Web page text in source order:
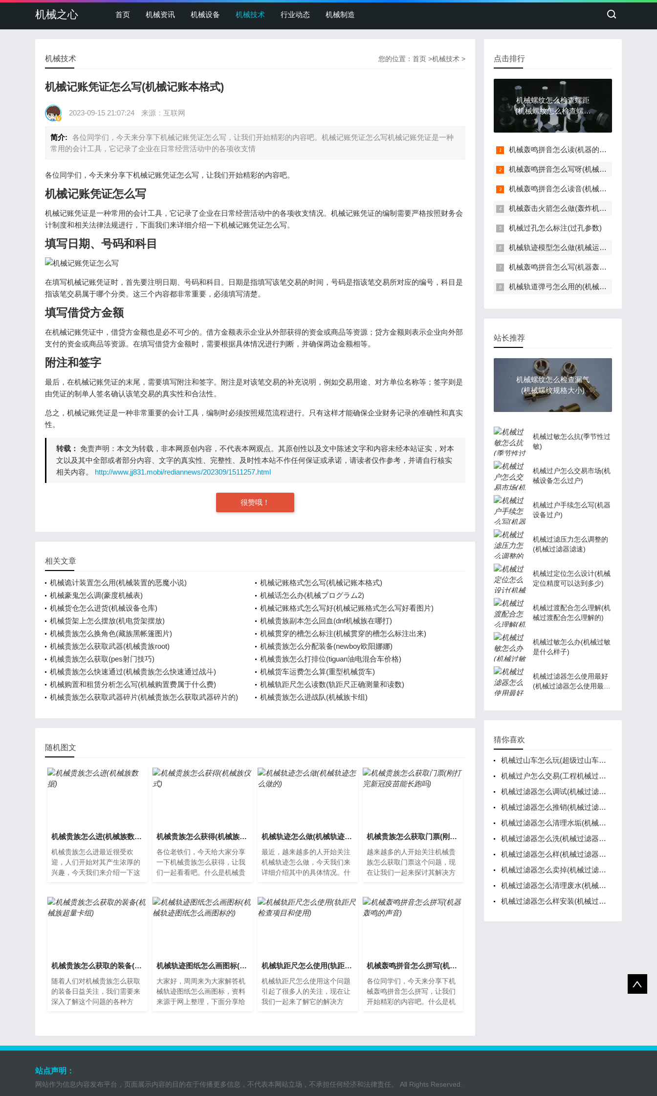
机械之心 首页 机械资讯 机械设备 机械技术 行业动态 机械制造
您的位置： 首页 >机械技术 >
机械技术
机械记账凭证怎么写(机械记账本格式)
2023-09-15 21:07:24 来源：互联网
简介:
各位同学们，今天来分享下机械记账凭证怎么写，让我们开始精彩的内容吧。机械记账凭证怎么写机械记账凭证是一种
常用的会计工具，它记录了企业在日常经营活动中的各项收支情
各位同学们，今天来分享下机械记账凭证怎么写，让我们开始精彩的内容吧。
机械记账凭证怎么写
机械记账凭证是一种常用的会计工具，它记录了企业在日常经营活动中的各项收支情况。机械记账凭证的编制需要严格按照财务会
计制度和相关法律法规进行，下面我们来详细介绍一下机械记账凭证怎么写。
填写日期、号码和科目
在填写机械记账凭证时，首先要注明日期、号码和科目。日期是指填写该笔交易的时间，号码是指该笔交易所对应的编号，科目是
指该笔交易属于哪个分类。这三个内容都非常重要，必须填写清楚。
填写借贷方金额
在机械记账凭证中，借贷方金额也是必不可少的。借方金额表示企业从外部获得的资金或商品等资源；贷方金额则表示企业向外部
支付的资金或商品等资源。在填写借贷方金额时，需要根据具体情况进行判断，并确保两边金额相等。
附注和签字
最后，在机械记账凭证的末尾，需要填写附注和签字。附注是对该笔交易的补充说明，例如交易用途、对方单位名称等；签字则是
由凭证的制单人签名确认该笔交易的真实性和合法性。
总之，机械记账凭证是一种非常重要的会计工具，编制时必须按照规范流程进行。只有这样才能确保企业财务记录的准确性和真实
性。
转载： 免责声明：本文为转载，非本网原创内容，不代表本网观点。其原创性以及文中陈述文字和内容未经本站证实，对本
文以及其中全部或者部分内容、文字的真实性、完整性、及时性本站不作任何保证或承诺，请读者仅作参考，并请自行核实
相关内容。 http://www.jj831.mobi/rediannews/202309/1511257.html
很赞哦！
相关文章
机械诡计装置怎么用(机械装置的恶魔小说)
机械记账格式怎么写(机械记账本格式)
机械豪鬼怎么调(豪度机械表)
机械话怎么办(机械プログラム2)
机械货仓怎么进货(机械设备仓库)
机械记账格式怎么写好(机械记账格式怎么写好看图片)
机械货架上怎么摆放(机电货架摆放)
机械贵族副本怎么回血(dnf机械族在哪打)
机械贵族怎么换角色(藏族黑帐篷图片)
机械贯穿的槽怎么标注(机械贯穿的槽怎么标注出来)
机械贵族怎么获取武器(机械贵族root)
机械贵族怎么分配装备(newboy欧阳娜娜)
机械贵族怎么获取(pes射门技巧)
机械贵族怎么打排位(tiguan油电混合车价格)
机械贵族怎么快速通过(机械贵族怎么快速通过战斗)
机械货车运费怎么算(重型机械货车)
机械购置和租赁分析怎么写(机械购置费属于什么费)
机械轨距尺怎么读数(轨距尺正确测量和读数)
机械贵族怎么获取武器碎片(机械贵族怎么获取武器碎片的)
机械贵族怎么进战队(机械族卡组)
随机图文
机械贵族怎么进(机械族数据)
机械贵族怎么进最近很受欢
迎，人们开始对其产生浓厚的
兴趣，今天我们来介绍一下这
极...
机械贵族怎么获得(机械族仪式)
各位老铁们，今天给大家分享
一下机械贵族怎么获得，让我
们一起看看吧。什么是机械贵
人...
机械轨迹怎么做(机械轨迹怎么做的)
最近，越来越多的人开始关注
机械轨迹怎么做，今天我们来
详细介绍其中的具体情况。什
果...
机械贵族怎么获取门票(刚打完新冠疫苗能长跑吗)
越来越多的人开始关注机械贵
族怎么获取门票这个问题，现
在让我们一起来探讨其解决方
事...
机械贵族怎么获取的装备(机械族超量卡组)
随着人们对机械贵族怎么获取
的装备日益关注，我们需要来
深入了解这个问题的各种方
机械轨迹图纸怎么画图标(机械轨迹图纸怎么画图标的)
大家好，周周来为大家解答机
械轨迹图纸怎么画图标，资料
来源于网上整理，下面分享给
机械轨距尺怎么使用(轨距尺检查项目和使用)
机械轨距尺怎么使用这个问题
引起了很多人的关注，现在让
我们一起来了解它的解决方
机械轰鸣拼音怎么拼写(机器轰鸣的声音)
各位同学们，今天来分享下机
械轰鸣拼音怎么拼写，让我们
开始精彩的内容吧。什么是机
点击排行
机械螺纹怎么检查螺距
(机械螺纹怎么检查螺距
是否正常)
机械轰鸣拼音怎么读(机器的轰鸣)
机械轰鸣拼音怎么写呀(机械轰隆响)
机械轰鸣拼音怎么读音(机械轰鸣声的词汇)
机械轰击火箭怎么做(轰炸机制作)
机械过孔怎么标注(过孔参数)
机械轨迹模型怎么做(机械运动轨迹设计)
机械轰鸣拼音怎么写(机器轰鸣的成语)
机械轨道弹弓怎么用的(机械式弹弓)
站长推荐
机械螺纹怎么检查漏气
(机械螺纹规格大小)
机械过敏怎么抗(季节性过
敏)
机械过户怎么交易市场(机
械设备怎么过户)
机械过户手续怎么写(机器
设备过户)
机械过滤压力怎么调整的
(机械过滤器滤速)
机械过定位怎么设计(机械
定位精度可以达到多少)
机械过渡配合怎么理解(机
械过渡配合怎么理解的)
机械过敏怎么办(机械过敏
是什么样子)
机械过滤器怎么使用最好
(机械过滤器怎么使用最好
猜你喜欢
机械过山车怎么玩(超级过山车机关设计)
机械过户怎么交易(工程机械过户去哪个部门)
机械过滤器怎么调试(机械过滤器操作分为三步)
机械过滤器怎么推销(机械过滤器作用)
机械过滤器怎么清理水垢(机械过滤器安装图)
机械过滤器怎么洗(机械过滤器怎么洗才干净)
机械过滤器怎么样(机械过滤器作用)
机械过滤器怎么卖掉(机械过滤器工作原理)
机械过滤器怎么清理废水(机械过滤器操作)
机械过滤器怎么样安装(机械过滤器怎么样安装的)
站点声明：
网站作为信息内容发布平台，页面展示内容的目的在于传播更多信息，不代表本网站立场，不承担任何经济和法律责任。 All Rights Reserved.